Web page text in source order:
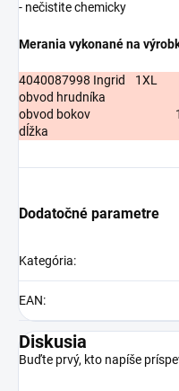
- nečistite chemicky
Merania vykonané na
4040087998 Ingrid 1XL
obvod hrudníka
obvod bokov
dĺžka
Dodatočné parametre
Kategória:
EAN:
Diskusia
Buďte prvý, kto napíše